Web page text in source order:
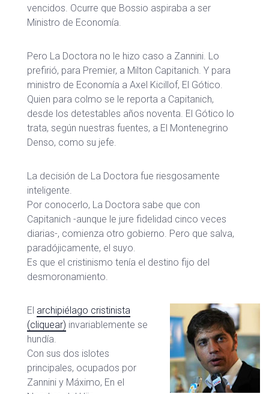
vencidos. Ocurre que Bossio aspiraba a ser
Ministro de Economía.
Pero La Doctora no le hizo caso a Zannini. Lo
prefirió, para Premier, a Milton Capitanich. Y para
ministro de Economía a Axel Kicillof, El Gótico.
Quien para colmo se le reporta a Capitanich,
desde los detestables años noventa. El Gótico lo
trata, según nuestras fuentes, a El Montenegrino
Denso, como su jefe.
La decisión de La Doctora fue riesgosamente
inteligente.
Por conocerlo, La Doctora sabe que con
Capitanich -aunque le jure fidelidad cinco veces
diarias-, comienza otro gobierno. Pero que salva,
paradójicamente, el suyo.
Es que el cristinismo tenía el destino fijo del
desmoronamiento.
El archipiélago cristinista
(cliquear) invariablemente se
hundía.
Con sus dos islotes
principales, ocupados por
Zannini y Máximo, En el